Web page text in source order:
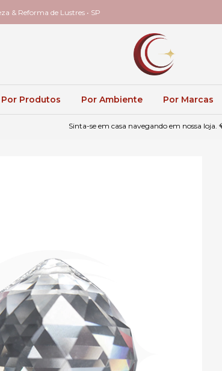
& Reforma de Lustres • SP
Por Produtos Por Ambiente Por Marcas
Sinta-se em casa navegando em nossa loja.